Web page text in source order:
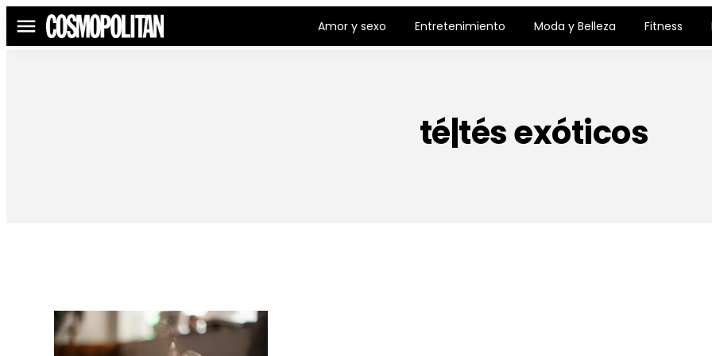
Menú Amor y sexo Entretenimiento Moda y Belleza Fitness
té|tés exóticos